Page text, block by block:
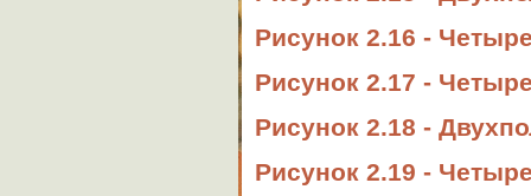
Рисунок 2.16 -
Рисунок 2.17 -
Рисунок 2.18 -
Рисунок 2.19 -